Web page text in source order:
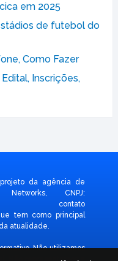
em 2025
de futebol do
Como Fazer
Inscrições,
da agência de
CNPJ:
07, contato
tem como principal
atualidade.
Não utilizamos
Não representamos e